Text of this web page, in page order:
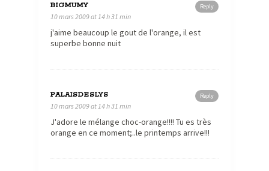
Reply
BIGMUMY
10 mars 2009 at 14 h 31 min
j'aime beaucoup le gout de l'orange, il est
superbe bonne nuit
Reply
PALAISDESLYS
10 mars 2009 at 14 h 31 min
J'adore le mélange choc-orange!!!! Tu es très
orange en ce moment;..le printemps arrive!!!